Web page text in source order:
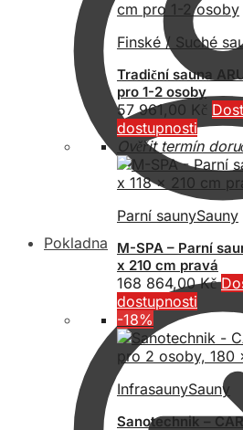
Pokladna
Finské / Suché
Tradiční sauna
pro 1-2 osoby
57 961,00 Kč
dostupnosti
Ověřit termín
Parní saunySauny
M-SPA – Parní
x 210 cm pravá
168 864,00Kč
dostupnosti
-18%
InfrasaunySauny
Sanotechnik –